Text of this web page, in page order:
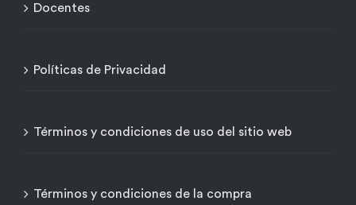
Docentes
Políticas de Privacidad
Términos y condiciones de uso del sitio web
Términos y condiciones de la compra